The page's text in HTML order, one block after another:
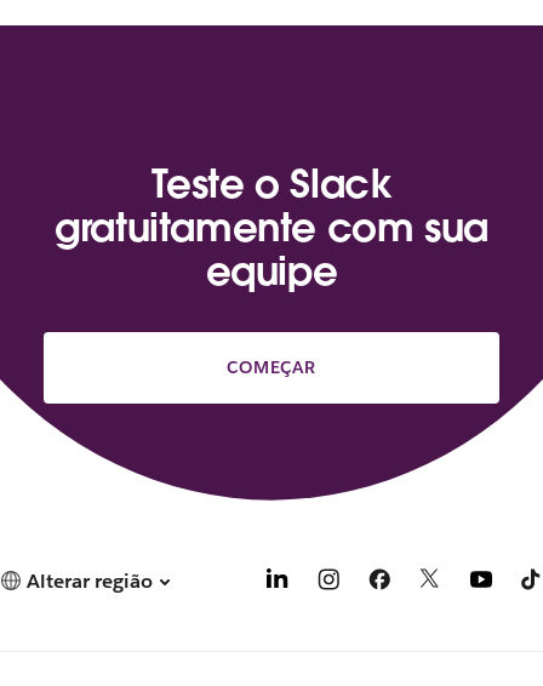
Teste o Slack
gratuitamente com sua
equipe
COMEÇAR
Alterar região